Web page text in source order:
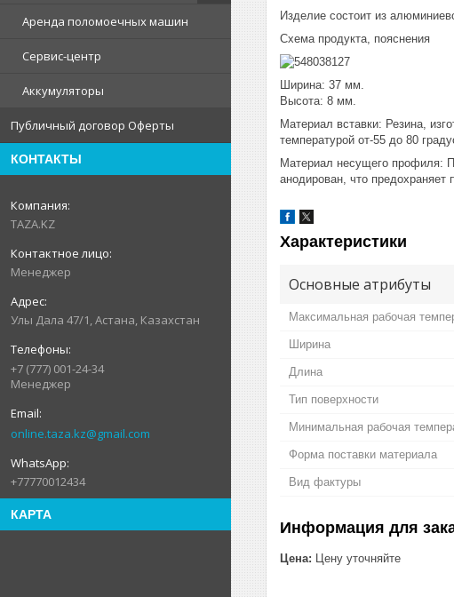
Аренда поломоечных машин
Сервис-центр
Аккумуляторы
Публичный договор Оферты
КОНТАКТЫ
TAZA.KZ
Менеджер
Улы Дала 47/1, Астана, Казахстан
+7 (777) 001-24-34
Менеджер
online.taza.kz@gmail.com
+77770012434
КАРТА
Изделие состоит из
Схема продукта, пояснения
Ширина: 37 мм.
Высота: 8 мм.
Материал вставки: Резина,
температурой от-55 до 80
Материал несущего профиля:
анодирован, что предохраняет
Характеристики
Основные атрибуты
Максимальная рабочая
Ширина
Длина
Тип поверхности
Минимальная рабочая
Форма поставки материала
Вид фактуры
Информация для
Цена: Цену уточняйте